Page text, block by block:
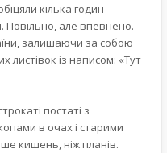
кілька годин
Повільно, але впевнено.
залишаючи за собою
листівок із написом: «Тут
постаті з
в очах і старими
кишень, ніж планів.